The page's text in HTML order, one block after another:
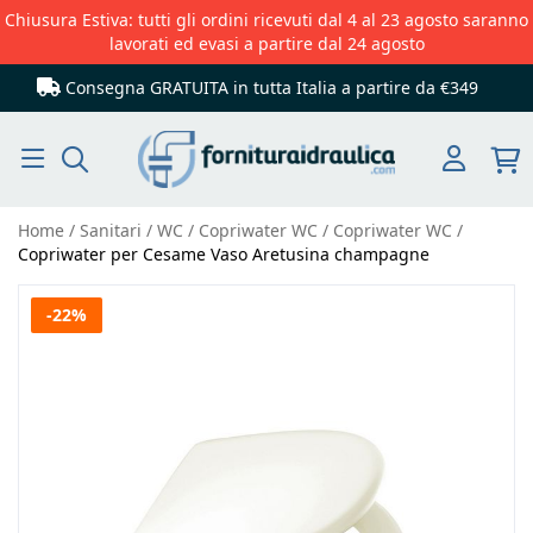
Chiusura Estiva: tutti gli ordini ricevuti dal 4 al 23 agosto saranno
lavorati ed evasi a partire dal 24 agosto
Consegna GRATUITA in tutta Italia a partire da €349
Home Sanitari WC Copriwater WC
Copriwater WC
Copriwater per Cesame Vaso Aretusina champagne
Vai
-22%